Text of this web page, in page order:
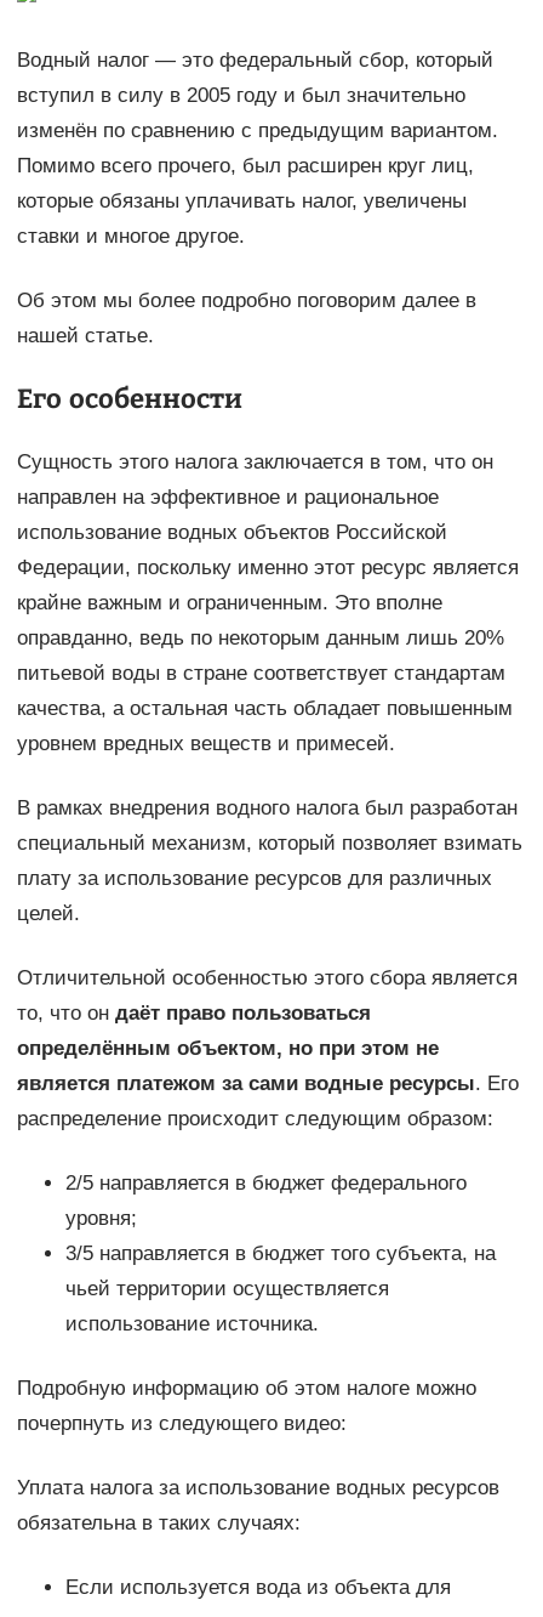
Водный налог — это федеральный сбор, который
вступил в силу в 2005 году и был значительно
изменён по сравнению с предыдущим вариантом.
Помимо всего прочего, был расширен круг лиц,
которые обязаны уплачивать налог, увеличены
ставки и многое другое.
Об этом мы более подробно поговорим далее в
нашей статье.
Его особенности
Сущность этого налога заключается в том, что он
направлен на эффективное и рациональное
использование водных объектов Российской
Федерации, поскольку именно этот ресурс является
крайне важным и ограниченным. Это вполне
оправданно, ведь по некоторым данным лишь 20%
питьевой воды в стране соответствует стандартам
качества, а остальная часть обладает повышенным
уровнем вредных веществ и примесей.
В рамках внедрения водного налога был разработан
специальный механизм, который позволяет взимать
плату за использование ресурсов для различных
целей.
Отличительной особенностью этого сбора является
то, что он даёт право пользоваться
определённым объектом, но при этом не
является платежом за сами водные ресурсы. Его
распределение происходит следующим образом:
2/5 направляется в бюджет федерального
уровня;
3/5 направляется в бюджет того субъекта, на
чьей территории осуществляется
использование источника.
Подробную информацию об этом налоге можно
почерпнуть из следующего видео:
Уплата налога за использование водных ресурсов
обязательна в таких случаях:
Если используется вода из объекта для